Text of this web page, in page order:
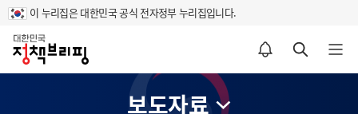
이 누리집은 대한민국 공식 전자정부 누리집입니다.
홈
알림설정 바로가기 검색 바로가기 메뉴 열기
보도자료